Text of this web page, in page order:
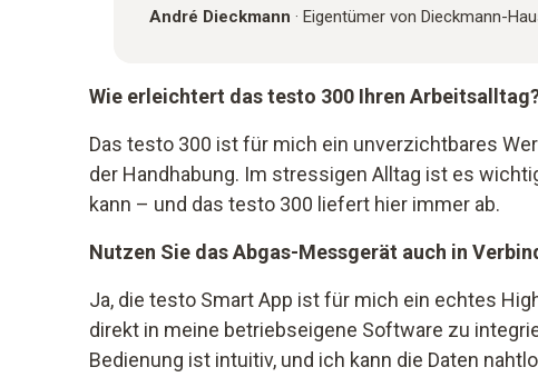
André Dieckmann · Eigentümer von Dieckmann-
Wie erleichtert das testo 300 Ihren
Das testo 300 ist für mich ein unverzichtbares
der Handhabung. Im stressigen Alltag ist es
kann – und das testo 300 liefert hier immer ab.
Nutzen Sie das Abgas-Messgerät auch in
Ja, die testo Smart App ist für mich ein echtes
direkt in meine betriebseigene Software zu
Bedienung ist intuitiv, und ich kann die Daten